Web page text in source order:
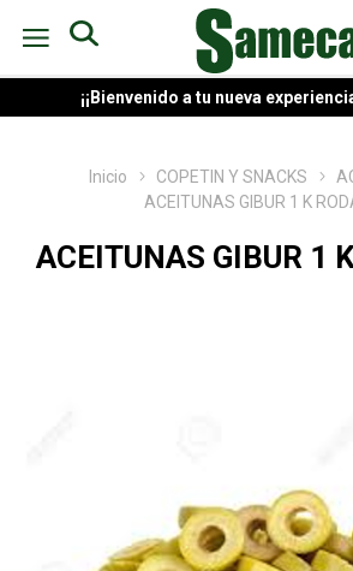
¡¡Bienvenido a tu nueva
Inicio COPETIN Y SNACKS
ACEITUNAS GIBUR 1 K
ACEITUNAS GIBUR 1